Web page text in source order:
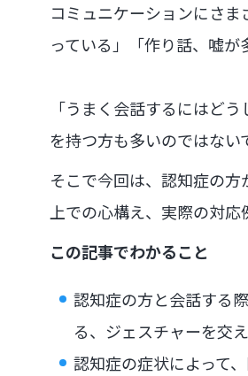
コミュニケーションにさ
っている」「作り話、嘘
「うまく会話するにはど
を持つ方も多いのではない
そこで今回は、認知症の
上での心構え、実際の対応
この記事でわかること
認知症の方と会話する
る、ジェスチャーを交
認知症の症状によって